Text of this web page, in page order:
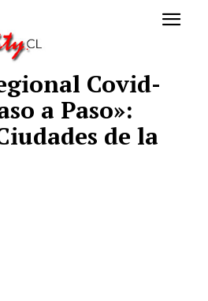
Covid-
a Paso»:
de la